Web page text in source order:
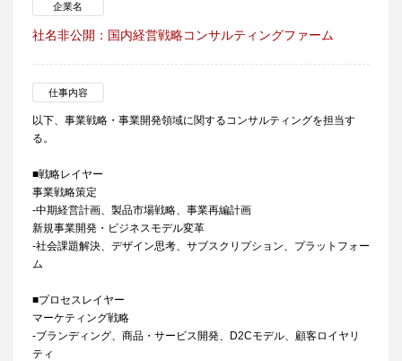
企業名
社名非公開：国内経営戦略コンサルティングファーム
仕事内容
以下、事業戦略・事業開発領域に関するコンサルティングを担当す
る。
■戦略レイヤー
事業戦略策定
‐中期経営計画、製品市場戦略、事業再編計画
新規事業開発・ビジネスモデル変革
‐社会課題解決、デザイン思考、サブスクリプション、プラットフォー
ム
■プロセスレイヤー
マーケティング戦略
‐ブランディング、商品・サービス開発、D2Cモデル、顧客ロイヤリ
ティ